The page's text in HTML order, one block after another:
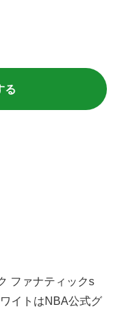
る
ファナティックs
イトはNBA公式グ